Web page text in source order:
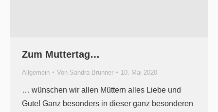
Zum Muttertag…
Allgemein Von Sandra Brunner 10. Mai 2020
… wünschen wir allen Müttern alles Liebe und
Gute! Ganz besonders in dieser ganz besonderen